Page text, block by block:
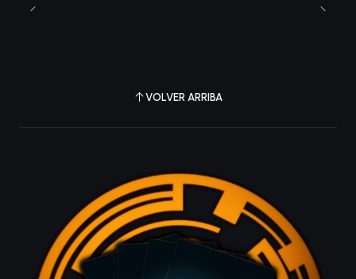
VOLVER ARRIBA